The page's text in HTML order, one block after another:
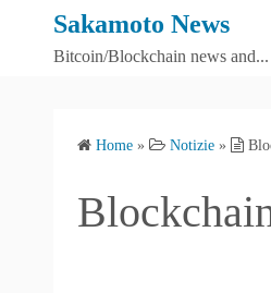
Sakamoto News
Bitcoin/Blockchain news
Home » Notizie »